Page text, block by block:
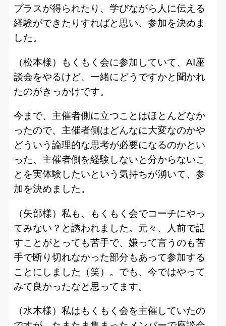
プラスが得られたり、学びながら人に伝える
経験ができたりすればと思い、参加を決めま
した。
（松本様）もくもく会に参加していて、AI座
談会をやるけど、一緒にどうですかと聞かれ
たのがきっかけです。
今まで、主催者側に立つことはほとんどなか
ったので、主催者側はどんなに大変なのかや
どういう論理的な思考が必要になるのかとい
った、主催者側を経験しないと分からないこ
とを実体験したいという気持ちが湧いて、参
加を決めました。
（矢部様）私も、もくもく会でコーチにやっ
てみない？と誘われました。元々、人前で話
すことがとっても苦手で、嫌って言うのも苦
手で断り切れなかった部分もあって参加する
ことにしました（笑）。でも、今ではやって
みて良かったなと思ってます。
（水木様）私はもくもく会を主催していたの